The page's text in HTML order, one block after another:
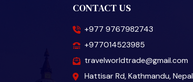
CONTACT US
+977 9767982743
+977014523985
travelworldtrade@gmail.com
Hattisar Rd, Kathmandu, Nepal